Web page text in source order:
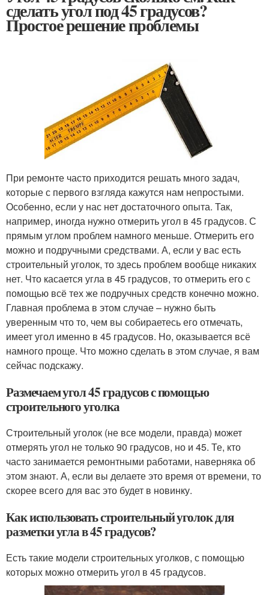
сделать угол под 45 градусов?
Простое решение проблемы
При ремонте часто приходится решать много задач,
которые с первого взгляда кажутся нам непростыми.
Особенно, если у нас нет достаточного опыта. Так,
например, иногда нужно отмерить угол в 45 градусов. С
прямым углом проблем намного меньше. Отмерить его
можно и подручными средствами. А, если у вас есть
строительный уголок, то здесь проблем вообще никаких
нет. Что касается угла в 45 градусов, то отмерить его с
помощью всё тех же подручных средств конечно можно.
Главная проблема в этом случае – нужно быть
уверенным что то, чем вы собираетесь его отмечать,
имеет угол именно в 45 градусов. Но, оказывается всё
намного проще. Что можно сделать в этом случае, я вам
сейчас подскажу.
Размечаем угол 45 градусов с помощью
строительного уголка
Строительный уголок (не все модели, правда) может
отмерять угол не только 90 градусов, но и 45. Те, кто
часто занимается ремонтными работами, наверняка об
этом знают. А, если вы делаете это время от времени, то
скорее всего для вас это будет в новинку.
Как использовать строительный уголок для
разметки угла в 45 градусов?
Есть такие модели строительных уголков, с помощью
которых можно отмерить угол в 45 градусов.